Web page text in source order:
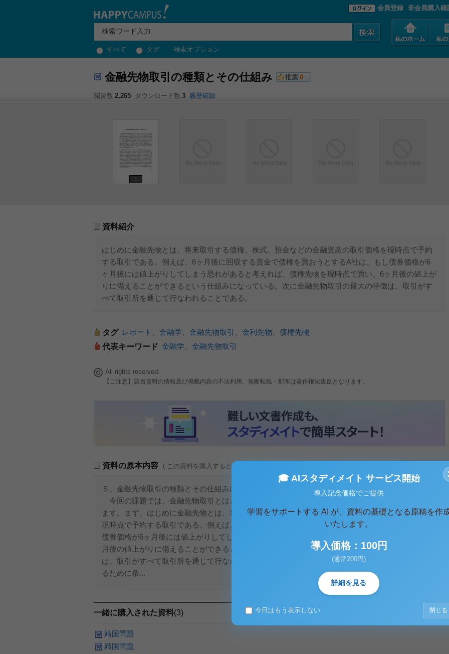
すべて タグ 検索オプション
会員登録 非会員購入確
金融先物取引の種類とその仕組み 推薦 0
閲覧数 2,265 ダウンロード数 3 履歴確認
1
資料紹介
はじめに金融先物とは、将来取引する債権、株式、預金などの金融資産の取引価格を現時点で予約
する取引である。例えば、6ヶ月後に回収する資金で債権を買おうとするA社は、もし債券価格が6
ヶ月後には値上がりしてしまう恐れがあると考えれば、債権先物を現時点で買い、6ヶ月後の値上が
りに備えることができるという仕組みになっている。次に金融先物取引の最大の特徴は、取引がす
べて取引所を通じて行なわれることである。
タグ レポート 金融学 金融先物取引 金利先物
債権先物
代表キーワード 金融学 金融先物取引
All rights reserved.
【ご注意】該当資料の情報及び掲載内容の不法利用、無断転載・配布は著作権法違反となります。
資料の原本内容 ( この資料を購入すると、テキストデータがみえます。 )
５、金融先物取引の種類とその仕組みについて説明しなさい。
今回の課題では、金融先物取引とはどのようなものかということについて考えて生きたいと思い
ます。まず、はじめに金融先物とは、将来取引する債権、株式、預金などの金融資産の取引価格を
現時点で予約する取引である。例えば、6ヶ月後に回収する資金で債権を買おうとするA社は、もし
債券価格が6ヶ月後には値上がりしてしまう恐れがあると考えれば、債権先物を現時点で買い、6ヶ
月後の値上がりに備えることができるという仕組みになっている。次に金融先物取引の最大の特徴
は、取引がすべて取引所を通じて行なわれることである。取引所取引では、取引が成立しやすくな
るために条...
一緒に購入された資料(3)
靖国問題
靖国問題
🎓 AIスタディメイト サービス開始
導入記念価格でご提供
学習をサポートする AI が、資料の基礎となる原稿を作
いたします。
導入価格：100円
(通常200円)
詳細を見る
今日はもう表示しない 閉じる